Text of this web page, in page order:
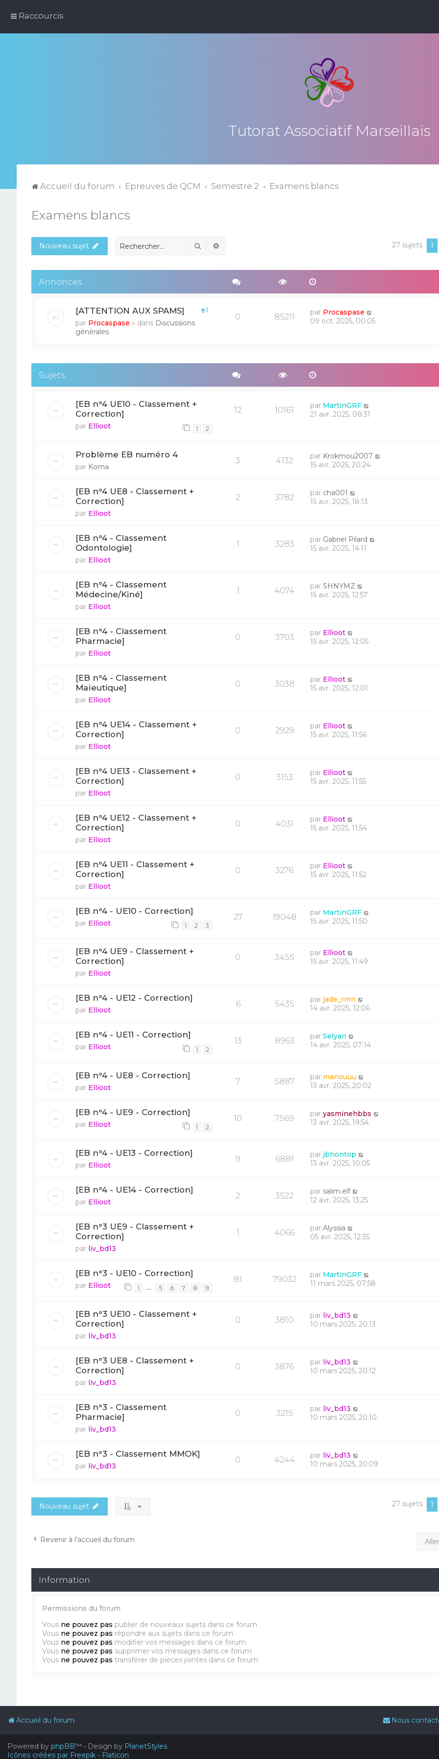
Raccourcis
Tutorat Associatif Marseillais
Accueil du forum Epreuves de QCM Semestre 2 Examens blancs
Examens blancs
Nouveau sujet Rechercher 27 sujets 1
Annonces
[ATTENTION AUX SPAMS]
par Procaspase » dans Discussions
générales
0 85211 par Procaspase
09 oct. 2025, 00:05
Sujets
[EB n°4 UE10 - Classement +
Correction]
par Ellioot 1 2
12 10161 par MartinGRF
21 avr. 2025, 08:31
Problème EB numéro 4
par Koma
3 4132 par Krokmou2007
15 avr. 2025, 20:24
[EB n°4 UE8 - Classement +
Correction]
par Ellioot
2 3782 par cha001
15 avr. 2025, 18:13
[EB n°4 - Classement
Odontologie]
par Ellioot
1 3283 par Gabriel Pilard
15 avr. 2025, 14:11
[EB n°4 - Classement
Médecine/Kiné]
par Ellioot
1 4074 parSHNYMZ
15 avr. 2025, 12:57
[EB n°4 - Classement
Pharmacie]
par Ellioot
0 3703 par Ellioot
15 avr. 2025, 12:05
[EB n°4 - Classement
Maïeutique]
par Ellioot
0 3038 par Ellioot
15 avr. 2025, 12:01
[EB n°4 UE14 - Classement +
Correction]
par Ellioot
0 2929 par Ellioot
15 avr. 2025, 11:56
[EB n°4 UE13 - Classement +
Correction]
par Ellioot
0 3153 par Ellioot
15 avr. 2025, 11:55
[EB n°4 UE12 - Classement +
Correction]
par Ellioot
0 4031 par Ellioot
15 avr. 2025, 11:54
[EB n°4 UE11 - Classement +
Correction]
par Ellioot
0 3276 par Ellioot
15 avr. 2025, 11:52
[EB n°4 - UE10 - Correction]
par Ellioot 1 2 3
27 19048 par MartinGRF
15 avr. 2025, 11:50
[EB n°4 UE9 - Classement +
Correction]
par Ellioot
0 3455 par Ellioot
15 avr. 2025, 11:49
[EB n°4 - UE12 - Correction]
par Ellioot
6 5435 par jade_rmn
14 avr. 2025, 12:06
[EB n°4 - UE11 - Correction]
par Ellioot 1 2
13 8963 parSelyan
14 avr. 2025, 07:14
[EB n°4 - UE8 - Correction]
par Ellioot
7 5887 par manouuu
13 avr. 2025, 20:02
[EB n°4 - UE9 - Correction]
par Ellioot 1 2
10 7569 paryasminehbbs
13 avr. 2025, 19:54
[EB n°4 - UE13 - Correction]
par Ellioot
9 6881 par jbhontop
13 avr. 2025, 10:05
[EB n°4 - UE14 - Correction]
par Ellioot
2 3522 par salim.elf
12 avr. 2025, 13:25
[EB n°3 UE9 - Classement +
Correction]
par liv_bd13
1 4066 parAlyssia
05 avr. 2025, 12:35
[EB n°3 - UE10 - Correction]
par Ellioot 1 … 5 6 7 8 9
81 79032 par MartinGRF
11 mars 2025, 07:58
[EB n°3 UE10 - Classement +
Correction]
par liv_bd13
0 3810 par liv_bd13
10 mars 2025, 20:13
[EB n°3 UE8 - Classement +
Correction]
par liv_bd13
0 3876 par liv_bd13
10 mars 2025, 20:12
[EB n°3 - Classement
Pharmacie]
par liv_bd13
0 3215 par liv_bd13
10 mars 2025, 20:10
[EB n°3 - Classement MMOK]
par liv_bd13
0 4244 par liv_bd13
10 mars 2025, 20:09
Nouveau sujet 27 sujets 1
Revenir à l’accueil du forum Aller
Information
Permissions du forum
Vous ne pouvez pas publier de nouveaux sujets dans ce forum
Vous ne pouvez pas répondre aux sujets dans ce forum
Vous ne pouvez pas modifier vos messages dans ce forum
Vous ne pouvez pas supprimer vos messages dans ce forum
Vous ne pouvez pas transférer de pièces jointes dans ce forum
Accueil du forum Nous
Powered by phpBB™ • Design by PlanetStyles
Icônes créées par Freepik - Flaticon